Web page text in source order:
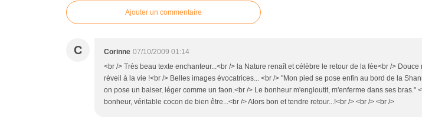
Ajouter un commentaire
C Corinne 07/10/2009 01:14
<br /> Très beau texte enchanteur...<br /> la Nature renaît et célèbre le retour de la fée<br />
réveil à la vie !<br /> Belles images évocatrices... <br /> "Mon pied se pose enfin au bord de la
on pose un baiser, léger comme un faon.<br /> Le bonheur m'engloutit, m'enferme dans ses bras."
bonheur, véritable cocon de bien être...<br /> Alors bon et tendre retour...!<br /> <br /> <br />